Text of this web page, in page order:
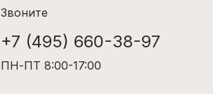
Звоните
+7 (495) 660-38-97
ПН-ПТ 8:00-17:00